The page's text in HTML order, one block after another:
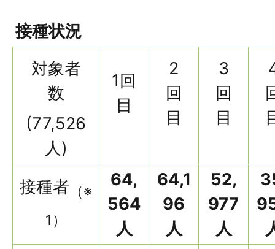
接種状況
対象者
数
(77,526
人)
1回
目
2
回
目
3
回
目
接種者 （※
1）
64,
564
人
64,1
96
人
52,
977
人